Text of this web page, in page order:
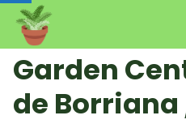
Garden
de